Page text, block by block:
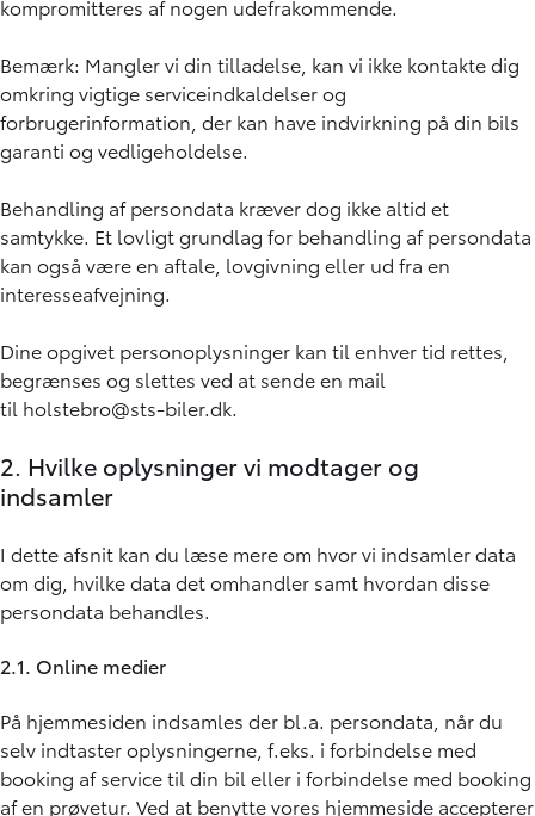
kompromitteres af nogen udefrakommende.
Bemærk: Mangler vi din tilladelse, kan vi ikke kontakte dig
omkring vigtige serviceindkaldelser og
forbrugerinformation, der kan have indvirkning på din bils
garanti og vedligeholdelse.
Behandling af persondata kræver dog ikke altid et
samtykke. Et lovligt grundlag for behandling af persondata
kan også være en aftale, lovgivning eller ud fra en
interesseafvejning.
Dine opgivet personoplysninger kan til enhver tid rettes,
begrænses og slettes ved at sende en mail
til holstebro@sts-biler.dk.
2. Hvilke oplysninger vi modtager og
indsamler
I dette afsnit kan du læse mere om hvor vi indsamler data
om dig, hvilke data det omhandler samt hvordan disse
persondata behandles.
2.1. Online medier
På hjemmesiden indsamles der bl.a. persondata, når du
selv indtaster oplysningerne, f.eks. i forbindelse med
booking af service til din bil eller i forbindelse med booking
af en prøvetur. Ved at benytte vores hjemmeside accepterer